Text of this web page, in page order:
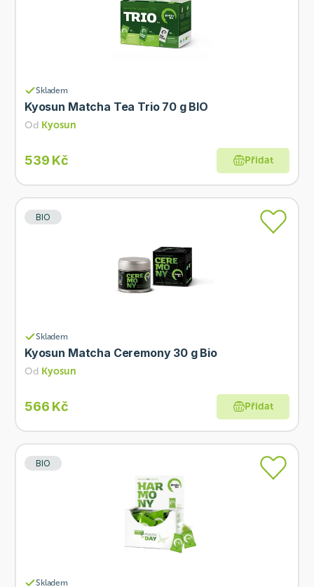
Skladem
Kyosun Matcha Tea Trio 70 g BIO
Od Kyosun
539 Kč Přidat
BIO
Skladem
Kyosun Matcha Ceremony 30 g Bio
Od Kyosun
566 Kč Přidat
BIO
Skladem